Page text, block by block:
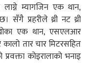
म्यागजिन एक थान,
सँगै प्रहरीले थ्री नट थ्री
एक थान, एसएलआर
तार चार मिटरसहित
कोइरालाको भनाइ